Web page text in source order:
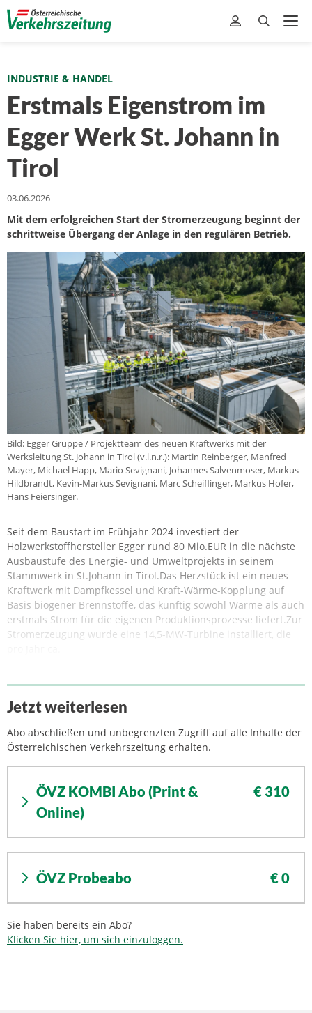
INDUSTRIE & HANDEL
Erstmals Eigenstrom im
Egger Werk St. Johann in
Tirol
03.06.2026
Mit dem erfolgreichen Start der Stromerzeugung beginnt der
schrittweise Übergang der Anlage in den regulären Betrieb.
Bild: Egger Gruppe / Projektteam des neuen Kraftwerks mit der
Werksleitung St. Johann in Tirol (v.l.n.r.): Martin Reinberger, Manfred
Mayer, Michael Happ, Mario Sevignani, Johannes Salvenmoser, Markus
Hildbrandt, Kevin-Markus Sevignani, Marc Scheiflinger, Markus Hofer,
Hans Feiersinger.
Seit dem Baustart im Frühjahr 2024 investiert der
Holzwerkstoffhersteller Egger rund 80 Mio.EUR in die nächste
Ausbaustufe des Energie- und Umweltprojekts in seinem
Stammwerk in St.Johann in Tirol.Das Herzstück ist ein neues
Kraftwerk mit Dampfkessel und Kraft-Wärme-Kopplung auf
Basis biogener Brennstoffe, das künftig sowohl Wärme als auch
erstmals Strom für die eigenen Produktionsprozesse liefert.Zur
Stromerzeugung wurde eine 14,5-MW-Turbine installiert, die
Jetzt weiterlesen
Abo abschließen und unbegrenzten Zugriff auf alle Inhalte der
Österreichischen Verkehrszeitung erhalten.
ÖVZ KOMBI Abo (Print &
Online)
€ 310
ÖVZ Probeabo € 0
Sie haben bereits ein Abo?
Klicken Sie hier, um sich einzuloggen.